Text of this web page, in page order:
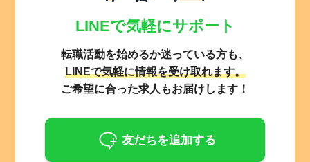
LINEで気軽にサポート
転職活動を始めるか迷っている方も、
LINEで気軽に情報を受け取れます。
ご希望に合った求人もお届けします！
友だちを追加する